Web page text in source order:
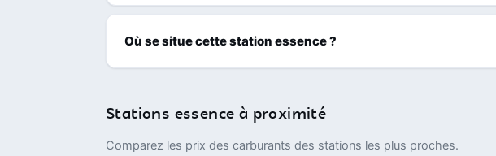
Où se situe cette station essence ?
Stations essence à proximité
Comparez les prix des carburants des stations les plus proches.